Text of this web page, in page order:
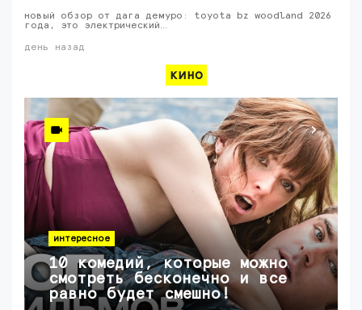
новый обзор от дага демуро: toyota bz woodland 2026
года, это электрический…
день назад
кино
интересное
10 комедий, которые можно
смотреть бесконечно и все
равно будет смешно!